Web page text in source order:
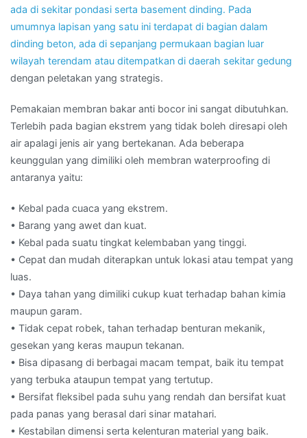
ada di sekitar pondasi serta basement dinding. Pada
umumnya lapisan yang satu ini terdapat di bagian dalam
dinding beton, ada di sepanjang permukaan bagian luar
wilayah terendam atau ditempatkan di daerah sekitar gedung
dengan peletakan yang strategis.
Pemakaian membran bakar anti bocor ini sangat dibutuhkan.
Terlebih pada bagian ekstrem yang tidak boleh diresapi oleh
air apalagi jenis air yang bertekanan. Ada beberapa
keunggulan yang dimiliki oleh membran waterproofing di
antaranya yaitu:
• Kebal pada cuaca yang ekstrem.
• Barang yang awet dan kuat.
• Kebal pada suatu tingkat kelembaban yang tinggi.
• Cepat dan mudah diterapkan untuk lokasi atau tempat yang
luas.
• Daya tahan yang dimiliki cukup kuat terhadap bahan kimia
maupun garam.
• Tidak cepat robek, tahan terhadap benturan mekanik,
gesekan yang keras maupun tekanan.
• Bisa dipasang di berbagai macam tempat, baik itu tempat
yang terbuka ataupun tempat yang tertutup.
• Bersifat fleksibel pada suhu yang rendah dan bersifat kuat
pada panas yang berasal dari sinar matahari.
• Kestabilan dimensi serta kelenturan material yang baik.